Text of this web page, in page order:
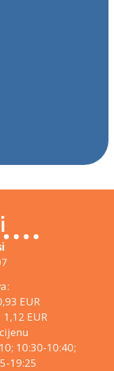
EUR
EUR
10:30-10:40;
19:25